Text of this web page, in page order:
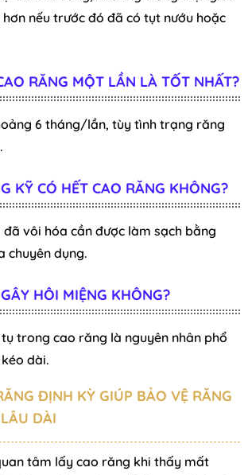
nếu trước đó đã có tụt nướu hoặc
RĂNG MỘT LẦN LÀ TỐT NHẤT?
6 tháng/lần, tùy tình trạng răng
KỸ CÓ HẾT CAO RĂNG KHÔNG?
đã vôi hóa cần được làm sạch bằng
chuyên dụng.
HÔI MIỆNG KHÔNG?
trong cao răng là nguyên nhân phổ
dài.
ĐỊNH KỲ GIÚP BẢO VỆ RĂNG
DÀI
tâm lấy cao răng khi thấy mất